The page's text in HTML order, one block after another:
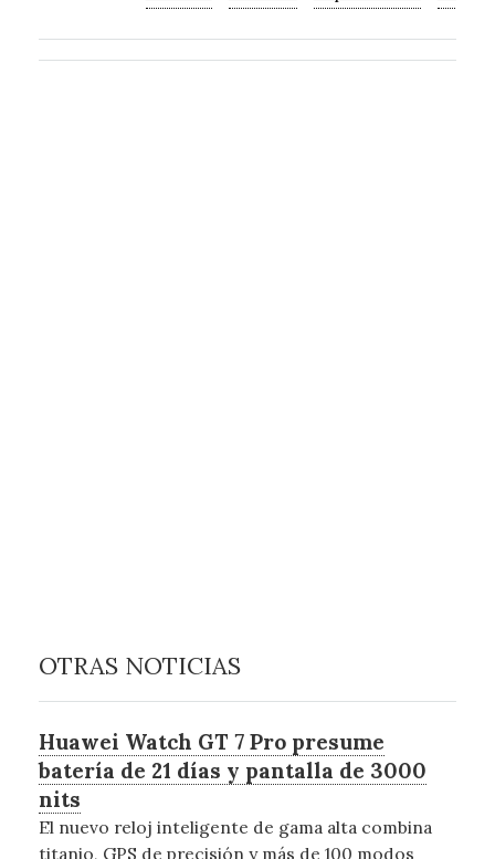
OTRAS NOTICIAS
Huawei Watch GT 7 Pro presume
batería de 21 días y pantalla de 3000
nits
El nuevo reloj inteligente de gama alta combina
titanio, GPS de precisión y más de 100 modos